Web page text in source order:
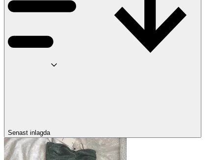
Senast inlagda